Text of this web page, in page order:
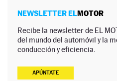
NEWSLETTER ELMOTOR
Recibe la newsletter de EL
del mundo del automóvil y la
conducción y eficiencia.
APÚNTATE